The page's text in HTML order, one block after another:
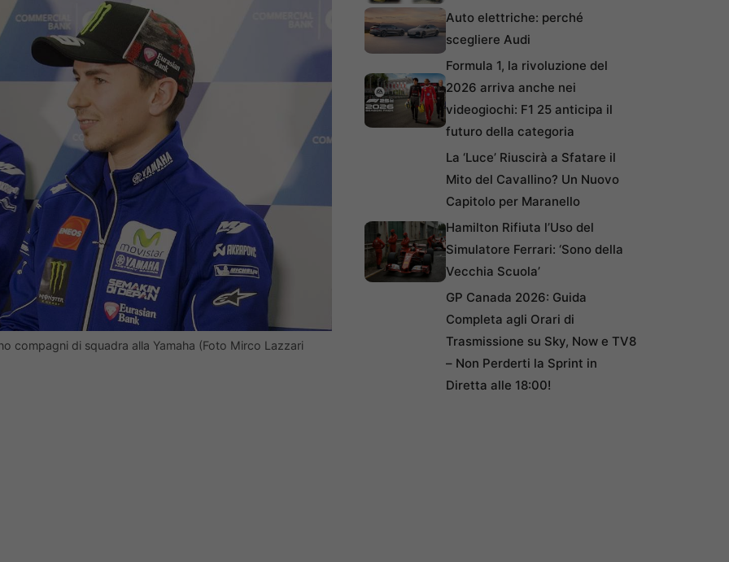
compagni di squadra alla Yamaha (Foto Mirco Lazzari
Auto elettriche: perché
scegliere Audi
Formula 1, la rivoluzione del
2026 arriva anche nei
videogiochi: F1 25 anticipa il
futuro della categoria
La ‘Luce’ Riuscirà a Sfatare il
Mito del Cavallino? Un Nuovo
Capitolo per Maranello
Hamilton Rifiuta l’Uso del
Simulatore Ferrari: ‘Sono della
Vecchia Scuola’
GP Canada 2026: Guida
Completa agli Orari di
Trasmissione su Sky, Now e TV8
– Non Perderti la Sprint in
Diretta alle 18:00!